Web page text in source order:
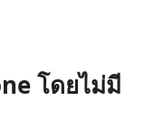
คไอโฟนลืมรหัส
ID จะทำให้ข้อมูล
โดยไม่มี